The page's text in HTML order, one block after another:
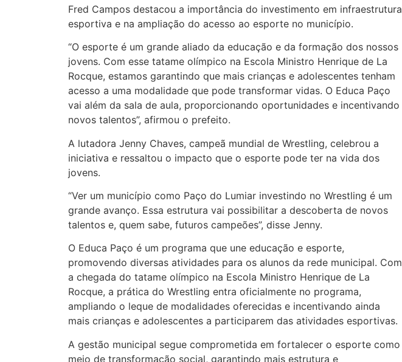
Fred Campos destacou a importância do investimento em infraestrutura
esportiva e na ampliação do acesso ao esporte no município.
“O esporte é um grande aliado da educação e da formação dos nossos
jovens. Com esse tatame olímpico na Escola Ministro Henrique de La
Rocque, estamos garantindo que mais crianças e adolescentes tenham
acesso a uma modalidade que pode transformar vidas. O Educa Paço
vai além da sala de aula, proporcionando oportunidades e incentivando
novos talentos”, afirmou o prefeito.
A lutadora Jenny Chaves, campeã mundial de Wrestling, celebrou a
iniciativa e ressaltou o impacto que o esporte pode ter na vida dos
jovens.
“Ver um município como Paço do Lumiar investindo no Wrestling é um
grande avanço. Essa estrutura vai possibilitar a descoberta de novos
talentos e, quem sabe, futuros campeões”, disse Jenny.
O Educa Paço é um programa que une educação e esporte,
promovendo diversas atividades para os alunos da rede municipal. Com
a chegada do tatame olímpico na Escola Ministro Henrique de La
Rocque, a prática do Wrestling entra oficialmente no programa,
ampliando o leque de modalidades oferecidas e incentivando ainda
mais crianças e adolescentes a participarem das atividades esportivas.
A gestão municipal segue comprometida em fortalecer o esporte como
meio de transformação social, garantindo mais estrutura e